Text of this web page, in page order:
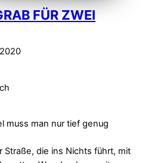
FÜR ZWEI
muss man nur tief genug
Straße, die ins Nichts führt, mit